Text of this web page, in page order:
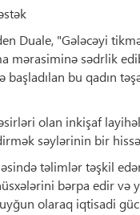
Duale, "Gələcəyi
mərasiminə sədrlik
bu qadın
olan inkişaf
səylərinin bir
təlimlər təşkil
bərpa edir
olaraq iqtisadi